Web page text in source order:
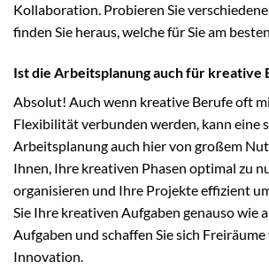
Kollaboration. Probieren Sie verschiedene
finden Sie heraus, welche für Sie am
Ist die Arbeitsplanung auch für kreative
Absolut! Auch wenn kreative Berufe oft
Flexibilität verbunden werden, kann eine
Arbeitsplanung auch hier von großem
Ihnen, Ihre kreativen Phasen optimal zu
organisieren und Ihre Projekte effizient
Sie Ihre kreativen Aufgaben genauso wie
Aufgaben und schaffen Sie sich
Innovation.